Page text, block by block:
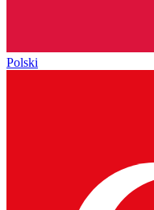
Polski